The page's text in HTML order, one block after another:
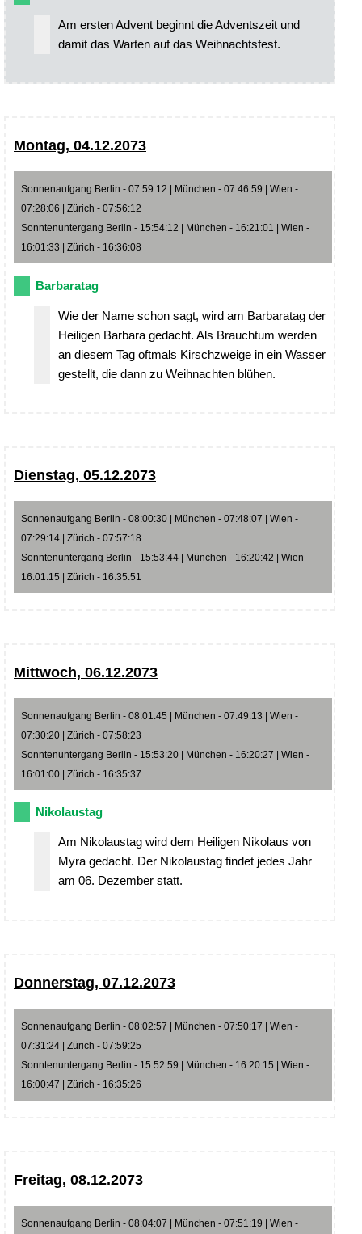
Am ersten Advent beginnt die Adventszeit und
damit das Warten auf das Weihnachtsfest.
Montag, 04.12.2073
Sonnenaufgang Berlin - 07:59:12 | München - 07:46:59 | Wien -
07:28:06 | Zürich - 07:56:12
Sonntenuntergang Berlin - 15:54:12 | München - 16:21:01 | Wien -
16:01:33 | Zürich - 16:36:08
Barbaratag
Wie der Name schon sagt, wird am Barbaratag der
Heiligen Barbara gedacht. Als Brauchtum werden
an diesem Tag oftmals Kirschzweige in ein Wasser
gestellt, die dann zu Weihnachten blühen.
Dienstag, 05.12.2073
Sonnenaufgang Berlin - 08:00:30 | München - 07:48:07 | Wien -
07:29:14 | Zürich - 07:57:18
Sonntenuntergang Berlin - 15:53:44 | München - 16:20:42 | Wien -
16:01:15 | Zürich - 16:35:51
Mittwoch, 06.12.2073
Sonnenaufgang Berlin - 08:01:45 | München - 07:49:13 | Wien -
07:30:20 | Zürich - 07:58:23
Sonntenuntergang Berlin - 15:53:20 | München - 16:20:27 | Wien -
16:01:00 | Zürich - 16:35:37
Nikolaustag
Am Nikolaustag wird dem Heiligen Nikolaus von
Myra gedacht. Der Nikolaustag findet jedes Jahr
am 06. Dezember statt.
Donnerstag, 07.12.2073
Sonnenaufgang Berlin - 08:02:57 | München - 07:50:17 | Wien -
07:31:24 | Zürich - 07:59:25
Sonntenuntergang Berlin - 15:52:59 | München - 16:20:15 | Wien -
16:00:47 | Zürich - 16:35:26
Freitag, 08.12.2073
Sonnenaufgang Berlin - 08:04:07 | München - 07:51:19 | Wien -